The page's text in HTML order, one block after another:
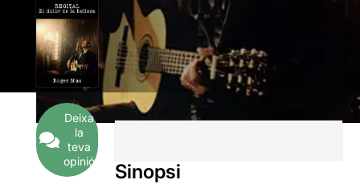
Deixa
la
teva
opinió
Sinopsi